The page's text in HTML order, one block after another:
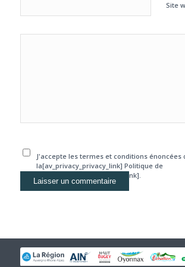
Site
J'accepte les termes et conditions énoncées
la[av_privacy_privacy_link] Politique de
confidentialité[/av_privacy_link].